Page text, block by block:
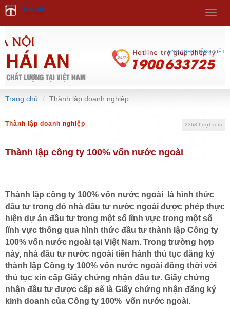
ENGLISH|TIẾNG VIỆT
Menu
Trang chủ Thành lập doanh nghiệp
Thành lập doanh nghiệp 2368 Lượt xem
Thành lập công ty 100% vốn nước ngoài
Thành lập công ty 100% vốn nước ngoài là hình thức
đầu tư trong đó nhà đầu tư nước ngoài được phép thực
hiện dự án đầu tư trong một số lĩnh vực trong một số
lĩnh vực thông qua hình thức đầu tư thành lập Công ty
100% vốn nước ngoài tại Việt Nam. Trong trường hợp
này, nhà đầu tư nước ngoài tiến hành thủ tục đăng ký
thành lập Công ty 100% vốn nước ngoài đồng thời với
thủ tục xin cấp Giấy chứng nhận đầu tư. Giấy chứng
nhận đầu tư được cấp sẽ là Giấy chứng nhận đăng ký
kinh doanh của Công ty 100% vốn nước ngoài.